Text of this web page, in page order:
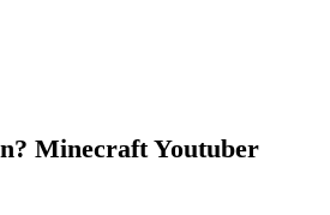
Minecraft Youtuber